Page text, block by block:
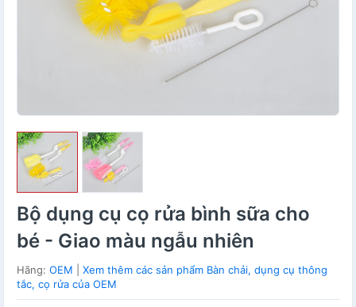
Bộ dụng cụ cọ rửa bình sữa cho
bé - Giao màu ngẫu nhiên
Hãng: OEM
Xem thêm các sản phẩm Bàn chải, dụng cụ thông
tắc, cọ rửa của OEM